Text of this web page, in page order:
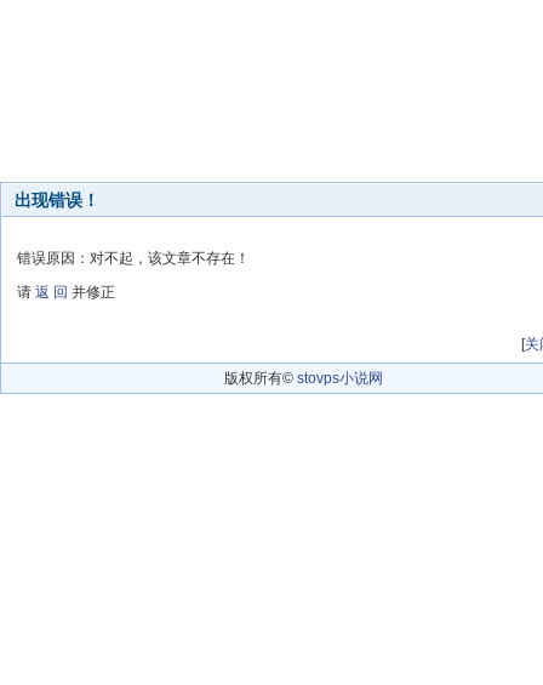
出现错误！
错误原因：对不起，该文章不存在！
请 返 回 并修正
[关
版权所有© stovps小说网